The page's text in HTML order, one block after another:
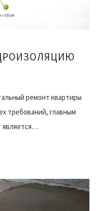
ремонт квартиры
требований, главным
является…